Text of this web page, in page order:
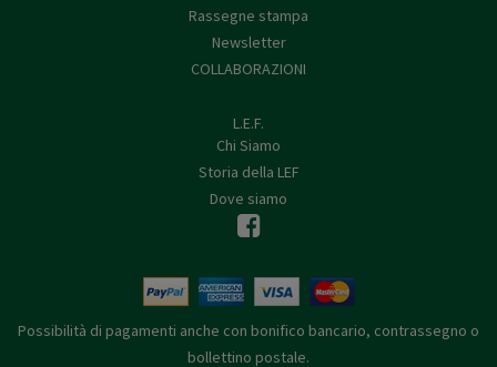
Rassegne stampa
Newsletter
COLLABORAZIONI
L.E.F.
Chi Siamo
Storia della LEF
Dove siamo
Possibilità di pagamenti anche con bonifico bancario, contrassegno o
bollettino postale.